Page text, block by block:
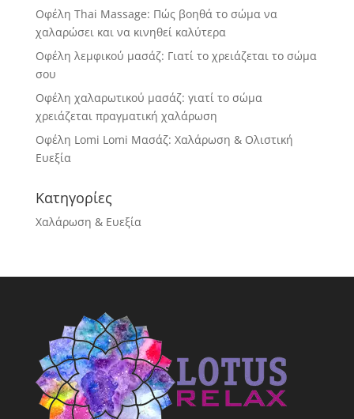
Οφέλη Thai Massage: Πώς βοηθά το σώμα να
χαλαρώσει και να κινηθεί καλύτερα
Οφέλη λεμφικού μασάζ: Γιατί το χρειάζεται το σώμα
σου
Οφέλη χαλαρωτικού μασάζ: γιατί το σώμα
χρειάζεται πραγματική χαλάρωση
Οφέλη Lomi Lomi Μασάζ: Χαλάρωση & Ολιστική
Ευεξία
Κατηγορίες
Χαλάρωση & Ευεξία